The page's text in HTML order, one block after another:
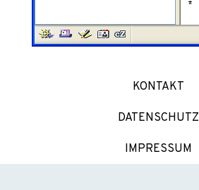
KONTAKT
DATENSCHUTZ
IMPRESSUM